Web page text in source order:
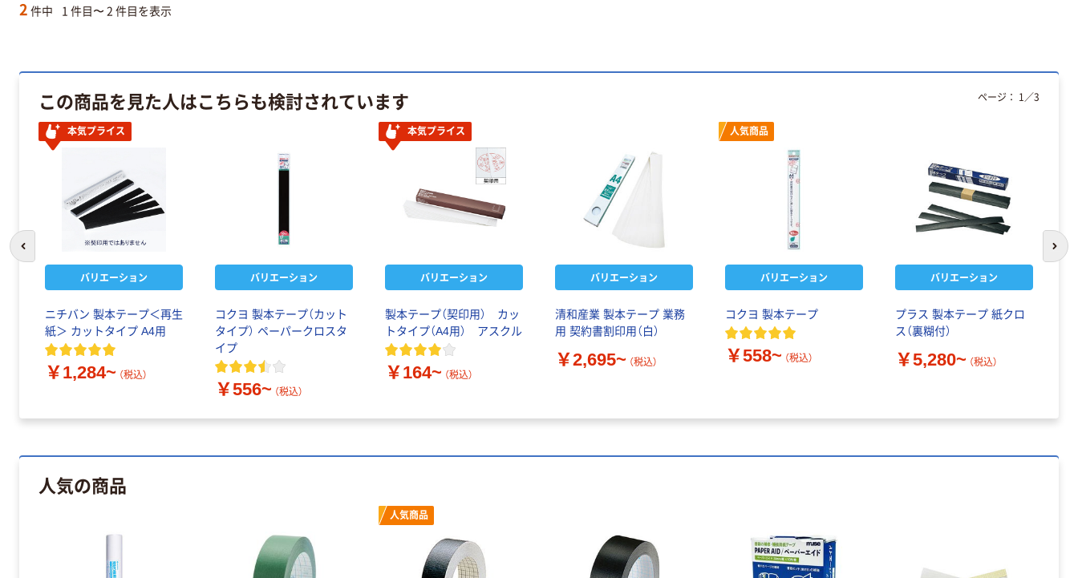
2 件中 1 件目〜 2 件目を表示
この商品を見た人はこちらも検討されています
本気プライス
バリエーション
ニチバン 製本テープ＜再生
紙＞ カットタイプ A4用
￥1,284~ （税込）
バリエーション
コクヨ 製本テープ（カット
タイプ） ペーパークロスタ
イプ
￥556~ （税込）
本気プライス
バリエーション
製本テープ（契印用） カッ
トタイプ（A4用） アスクル
￥164~ （税込）
バリエーション
清和産業 製本テープ 業務
用 契約書割印用（白）
￥2,695~ （税込）
人気商品
バリエーション
コクヨ 製本テープ
￥558~ （税込）
バリエーション
プラス 製本テープ 紙クロ
ス（裏糊付）
￥5,280~ （税込）
ページ： 1 ／3
前のスライドへ 次
人気の商品
人気商品